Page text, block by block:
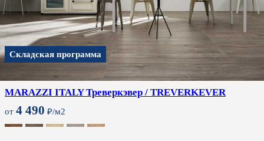
Складская программа
MARAZZI ITALY Треверкэвер / TREVERKEVER
от 4 490 ₽/м2